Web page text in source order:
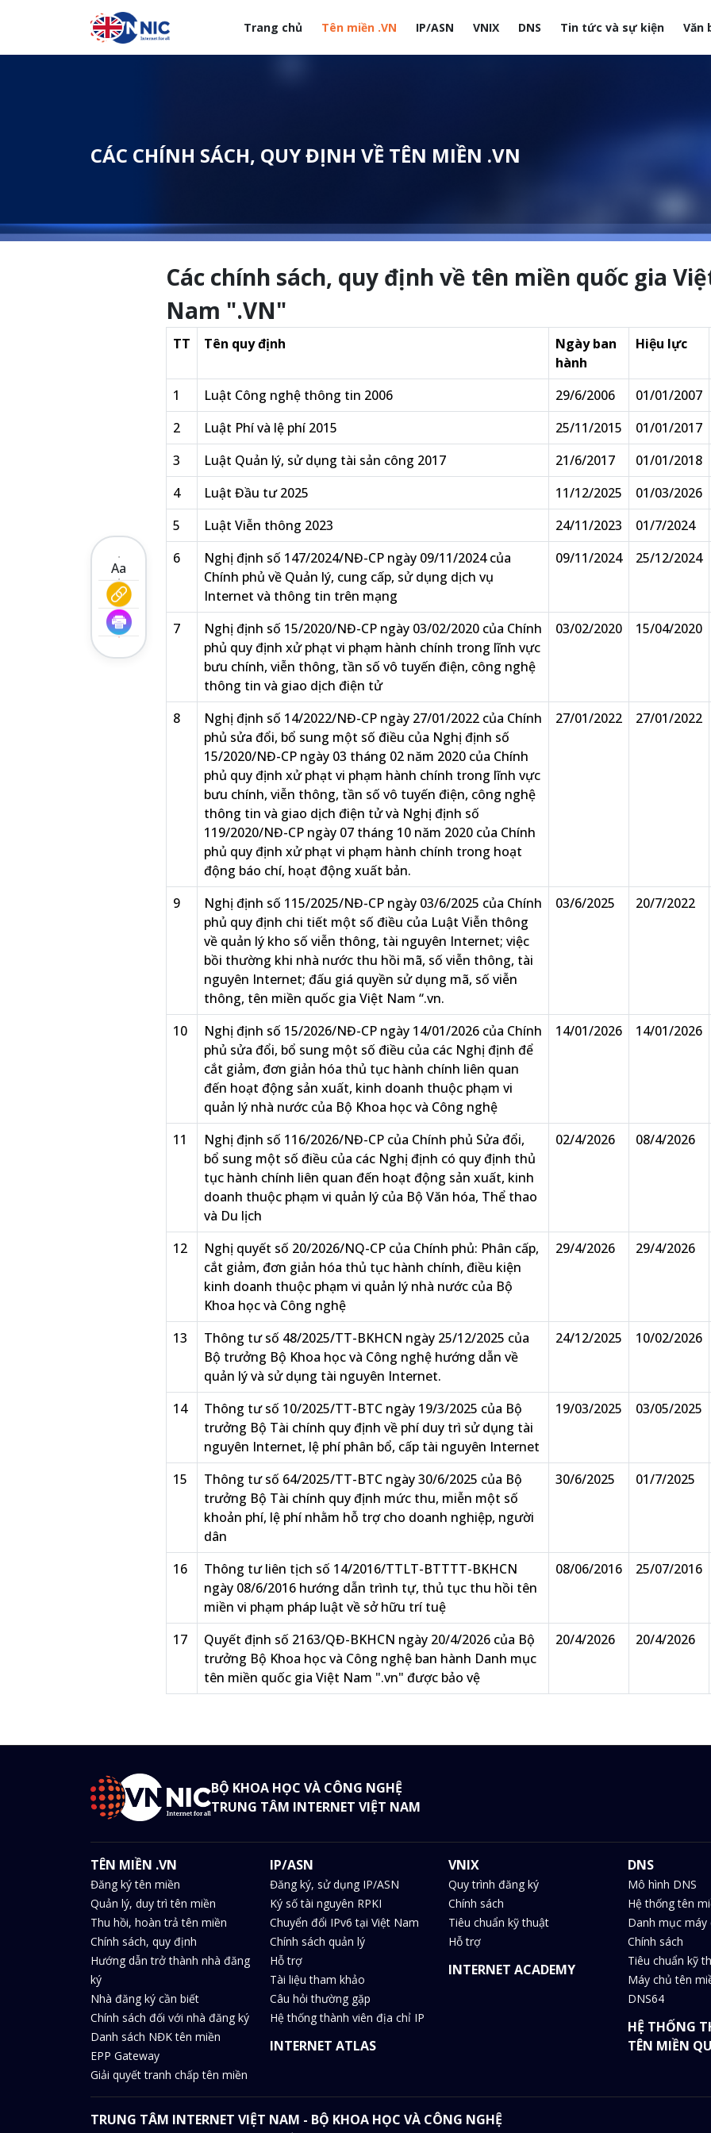
Nhảy đến nội dung
Trang chủ Tên miền .VN IP/ASN VNIX DNS Tin tức và sự kiện Văn
Menuheader của website
CÁC CHÍNH SÁCH, QUY ĐỊNH VỀ TÊN MIỀN .VN
Aa
Các chính sách, quy định về tên miền quốc gia
Nam ".VN"
TT Tên quy định
Ngày ban
hành
Hiệu lực
1 Luật Công nghệ thông tin 2006 29/6/2006 01/01/2007
2
Luật Phí và lệ phí 2015 25/11/2015 01/01/2017
3
Luật Quản lý, sử dụng tài sản công 2017 21/6/2017 01/01/2018
4
Luật Đầu tư 2025 11/12/2025 01/03/2026
5
Luật Viễn thông 2023 24/11/2023 01/7/2024
6
Nghị định số 147/2024/NĐ-CP ngày 09/11/2024 của
Chính phủ về Quản lý, cung cấp, sử dụng dịch vụ
Internet và thông tin trên mạng
09/11/2024 25/12/2024
7
Nghị định số 15/2020/NĐ-CP ngày 03/02/2020 của Chính
phủ quy định xử phạt vi phạm hành chính trong lĩnh vực
bưu chính, viễn thông, tần số vô tuyến điện, công nghệ
thông tin và giao dịch điện tử
03/02/2020 15/04/2020
8
Nghị định số 14/2022/NĐ-CP ngày 27/01/2022 của Chính
phủ sửa đổi, bổ sung một số điều của Nghị định số
15/2020/NĐ-CP ngày 03 tháng 02 năm 2020 của Chính
phủ quy định xử phạt vi phạm hành chính trong lĩnh vực
bưu chính, viễn thông, tần số vô tuyến điện, công nghệ
thông tin và giao dịch điện tử và Nghị định số
119/2020/NĐ-CP ngày 07 tháng 10 năm 2020 của Chính
phủ quy định xử phạt vi phạm hành chính trong hoạt
động báo chí, hoạt động xuất bản.
27/01/2022 27/01/2022
9
Nghị định số 115/2025/NĐ-CP ngày 03/6/2025 của Chính
phủ quy định chi tiết một số điều của Luật Viễn thông
về quản lý kho số viễn thông, tài nguyên Internet; việc
bồi thường khi nhà nước thu hồi mã, số viễn thông, tài
nguyên Internet; đấu giá quyền sử dụng mã, số viễn
thông, tên miền quốc gia Việt Nam “.vn.
03/6/2025 20/7/2022
10
Nghị định số 15/2026/NĐ-CP ngày 14/01/2026 của Chính
phủ sửa đổi, bổ sung một số điều của các Nghị định để
cắt giảm, đơn giản hóa thủ tục hành chính liên quan
đến hoạt động sản xuất, kinh doanh thuộc phạm vi
quản lý nhà nước của Bộ Khoa học và Công nghệ
14/01/2026 14/01/2026
11
Nghị định số 116/2026/NĐ-CP của Chính phủ Sửa đổi,
bổ sung một số điều của các Nghị định có quy định thủ
tục hành chính liên quan đến hoạt động sản xuất, kinh
doanh thuộc phạm vi quản lý của Bộ Văn hóa, Thể thao
và Du lịch
02/4/2026 08/4/2026
12
Nghị quyết số 20/2026/NQ-CP của Chính phủ: Phân cấp,
cắt giảm, đơn giản hóa thủ tục hành chính, điều kiện
kinh doanh thuộc phạm vi quản lý nhà nước của Bộ
Khoa học và Công nghệ
29/4/2026 29/4/2026
13
Thông tư số 48/2025/TT-BKHCN ngày 25/12/2025 của
Bộ trưởng Bộ Khoa học và Công nghệ hướng dẫn về
quản lý và sử dụng tài nguyên Internet.
24/12/2025 10/02/2026
14
Thông tư số 10/2025/TT-BTC ngày 19/3/2025 của Bộ
trưởng Bộ Tài chính quy định về phí duy trì sử dụng tài
nguyên Internet, lệ phí phân bổ, cấp tài nguyên Internet
19/03/2025 03/05/2025
15
Thông tư số 64/2025/TT-BTC ngày 30/6/2025 của Bộ
trưởng Bộ Tài chính quy định mức thu, miễn một số
khoản phí, lệ phí nhằm hỗ trợ cho doanh nghiệp, người
dân
30/6/2025 01/7/2025
16
Thông tư liên tịch số 14/2016/TTLT-BTTTT-BKHCN
ngày 08/6/2016 hướng dẫn trình tự, thủ tục thu hồi tên
miền vi phạm pháp luật về sở hữu trí tuệ
08/06/2016 25/07/2016
17
Quyết định số 2163/QĐ-BKHCN ngày 20/4/2026 của Bộ
trưởng Bộ Khoa học và Công nghệ ban hành Danh mục
tên miền quốc gia Việt Nam ".vn" được bảo vệ
20/4/2026 20/4/2026
BỘ KHOA HỌC VÀ CÔNG NGHỆ
TRUNG TÂM INTERNET VIỆT NAM
TÊN MIỀN .VN
Đăng ký tên miền
Quản lý, duy trì tên miền
Thu hồi, hoàn trả tên miền
Chính sách, quy định
Hướng dẫn trở thành nhà đăng
ký
Nhà đăng ký cần biết
Chính sách đối với nhà đăng ký
Danh sách NĐK tên miền
EPP Gateway
Giải quyết tranh chấp tên miền
IP/ASN
Đăng ký, sử dụng IP/ASN
Ký số tài nguyên RPKI
Chuyển đổi IPv6 tại Việt Nam
Chính sách quản lý
Hỗ trợ
Tài liệu tham khảo
Câu hỏi thường gặp
Hệ thống thành viên địa chỉ IP
INTERNET ATLAS
VNIX
Quy trình đăng ký
Chính sách
Tiêu chuẩn kỹ thuật
Hỗ trợ
INTERNET ACADEMY
DNS
Mô hình DNS
Hệ thống tên
Danh mục máy
Chính sách
Tiêu chuẩn kỹ
Máy chủ tên
DNS64
HỆ THỐNG
TÊN MIỀN
TRUNG TÂM INTERNET VIỆT NAM - BỘ KHOA HỌC VÀ CÔNG NGHỆ